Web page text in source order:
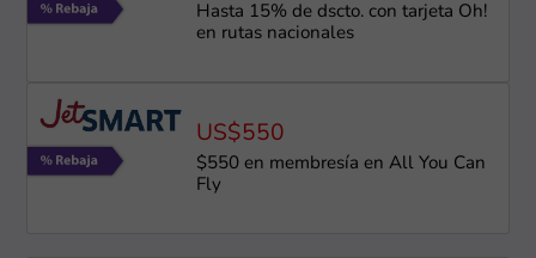
Hasta 15% de dscto. con tarjeta Oh!
en rutas nacionales
US$550
$550 en membresía en All You Can
Fly